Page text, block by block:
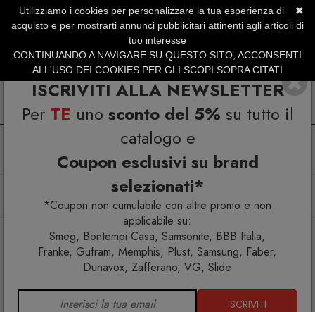
ISCRIVITI ALLA NEWSLETTER
Per TE uno sconto del 5% su tutto il
catalogo e
Coupon esclusivi su brand
selezionati*
*Coupon non cumulabile con altre promo e non
applicabile su:
Smeg, Bontempi Casa, Samsonite, BBB Italia,
Franke, Gufram, Memphis, Plust, Samsung, Faber,
Dunavox, Zafferano, VG, Slide
ISCRIVITI
SERVIZIO CLIENTI +39.0773.470.562
SUMMER SALES | Fino al 31 Agosto
Arredo esterno
Smart Poltrona Lounge 247L
✖
Utilizziamo i cookies per personalizzare la tua esperienza di
acquisto e per mostrarti annunci pubblicitari attinenti agli articoli di
tuo interesse
CONTINUANDO A NAVIGARE SU QUESTO SITO, ACCONSENTI
ALL'USO DEI COOKIES PER GLI SCOPI SOPRA CITATI